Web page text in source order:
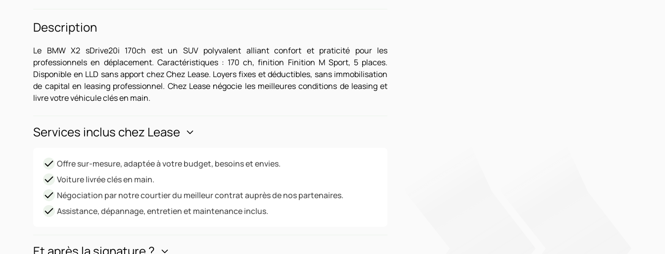
Description
Le BMW X2 sDrive20i 170ch est un SUV polyvalent alliant confort et praticité pour les
professionnels en déplacement. Caractéristiques : 170 ch, finition Finition M Sport, 5 places.
Disponible en LLD sans apport chez Chez Lease. Loyers fixes et déductibles, sans immobilisation
de capital en leasing professionnel. Chez Lease négocie les meilleures conditions de leasing et
livre votre véhicule clés en main.
Services inclus chez Lease
Offre sur-mesure, adaptée à votre budget, besoins et envies.
Voiture livrée clés en main.
Négociation par notre courtier du meilleur contrat auprès de nos partenaires.
Assistance, dépannage, entretien et maintenance inclus.